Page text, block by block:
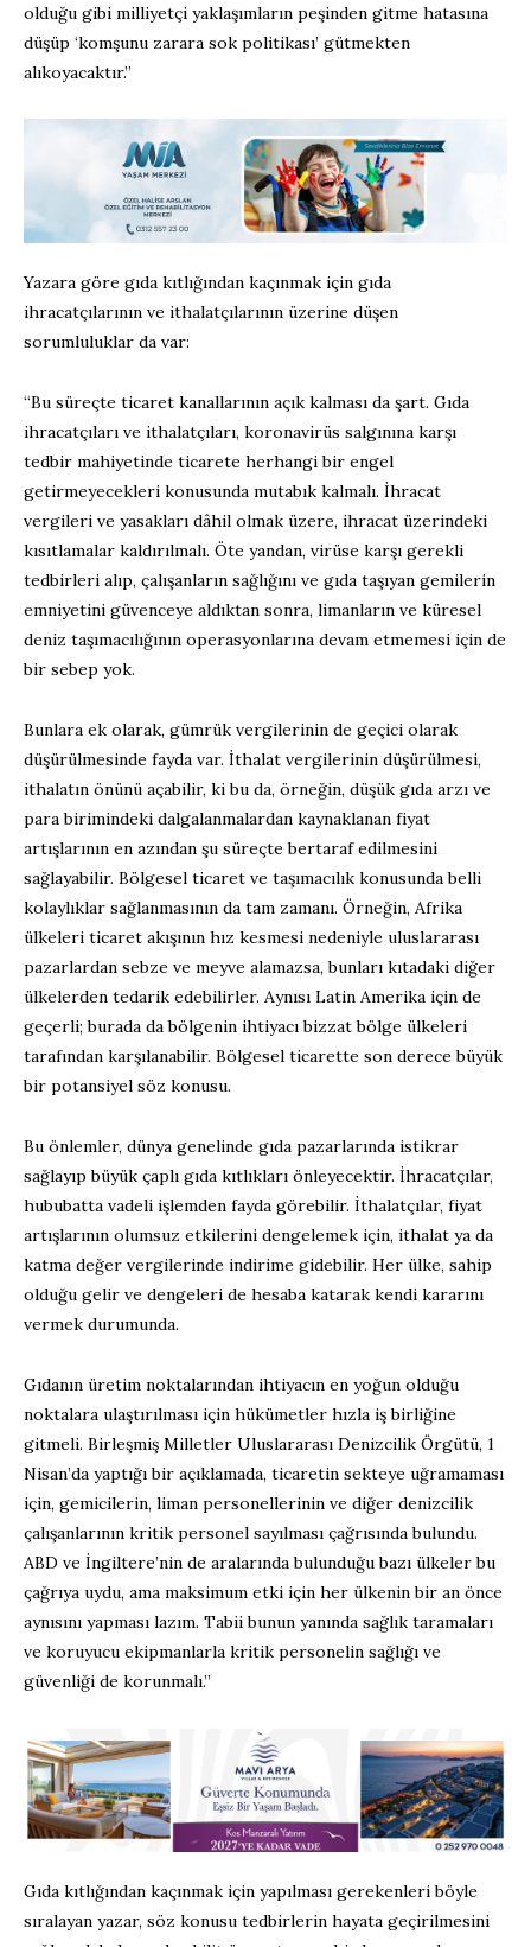
olduğu gibi milliyetçi yaklaşımların peşinden gitme hatasına
düşüp ‘komşunu zarara sok politikası’ gütmekten
alıkoyacaktır.”
Yazara göre gıda kıtlığından kaçınmak için gıda
ihracatçılarının ve ithalatçılarının üzerine düşen
sorumluluklar da var:
“Bu süreçte ticaret kanallarının açık kalması da şart. Gıda
ihracatçıları ve ithalatçıları, koronavirüs salgınına karşı
tedbir mahiyetinde ticarete herhangi bir engel
getirmeyecekleri konusunda mutabık kalmalı. İhracat
vergileri ve yasakları dâhil olmak üzere, ihracat üzerindeki
kısıtlamalar kaldırılmalı. Öte yandan, virüse karşı gerekli
tedbirleri alıp, çalışanların sağlığını ve gıda taşıyan gemilerin
emniyetini güvenceye aldıktan sonra, limanların ve küresel
deniz taşımacılığının operasyonlarına devam etmemesi için de
bir sebep yok.
Bunlara ek olarak, gümrük vergilerinin de geçici olarak
düşürülmesinde fayda var. İthalat vergilerinin düşürülmesi,
ithalatın önünü açabilir, ki bu da, örneğin, düşük gıda arzı ve
para birimindeki dalgalanmalardan kaynaklanan fiyat
artışlarının en azından şu süreçte bertaraf edilmesini
sağlayabilir. Bölgesel ticaret ve taşımacılık konusunda belli
kolaylıklar sağlanmasının da tam zamanı. Örneğin, Afrika
ülkeleri ticaret akışının hız kesmesi nedeniyle uluslararası
pazarlardan sebze ve meyve alamazsa, bunları kıtadaki diğer
ülkelerden tedarik edebilirler. Aynısı Latin Amerika için de
geçerli; burada da bölgenin ihtiyacı bizzat bölge ülkeleri
tarafından karşılanabilir. Bölgesel ticarette son derece büyük
bir potansiyel söz konusu.
Bu önlemler, dünya genelinde gıda pazarlarında istikrar
sağlayıp büyük çaplı gıda kıtlıkları önleyecektir. İhracatçılar,
hububatta vadeli işlemden fayda görebilir. İthalatçılar, fiyat
artışlarının olumsuz etkilerini dengelemek için, ithalat ya da
katma değer vergilerinde indirime gidebilir. Her ülke, sahip
olduğu gelir ve dengeleri de hesaba katarak kendi kararını
vermek durumunda.
Gıdanın üretim noktalarından ihtiyacın en yoğun olduğu
noktalara ulaştırılması için hükümetler hızla iş birliğine
gitmeli. Birleşmiş Milletler Uluslararası Denizcilik Örgütü, 1
Nisan’da yaptığı bir açıklamada, ticaretin sekteye uğramaması
için, gemicilerin, liman personellerinin ve diğer denizcilik
çalışanlarının kritik personel sayılması çağrısında bulundu.
ABD ve İngiltere’nin de aralarında bulunduğu bazı ülkeler bu
çağrıya uydu, ama maksimum etki için her ülkenin bir an önce
aynısını yapması lazım. Tabii bunun yanında sağlık taramaları
ve koruyucu ekipmanlarla kritik personelin sağlığı ve
güvenliği de korunmalı.”
Gıda kıtlığından kaçınmak için yapılması gerekenleri böyle
sıralayan yazar, söz konusu tedbirlerin hayata geçirilmesini